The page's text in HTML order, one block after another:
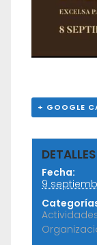
+ GOOGLE
DETALLES
Fecha:
9